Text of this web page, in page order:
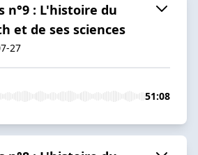
n°9 : L'histoire du
et de ses sciences
27
51:08